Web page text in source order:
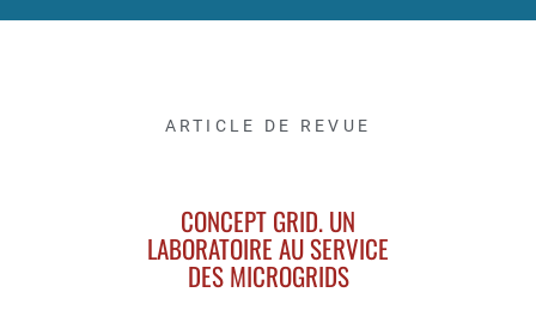
ARTICLE DE REVUE
CONCEPT GRID. UN
LABORATOIRE AU SERVICE
DES MICROGRIDS